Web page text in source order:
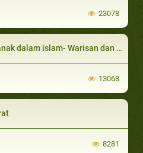
23078
dalam islam- Warisan dan nafkah
13068
8281